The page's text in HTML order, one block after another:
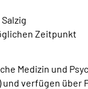
Zeitpunkt
Medizin und
)und verfügen über